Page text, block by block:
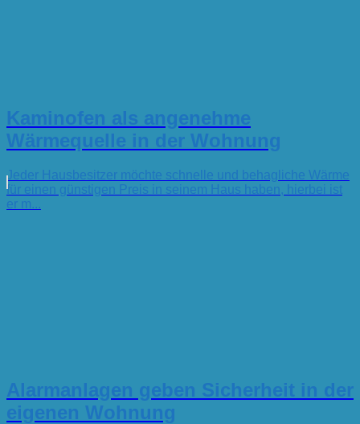
Kaminofen als angenehme
Wärmequelle in der Wohnung
Jeder Hausbesitzer möchte schnelle und behagliche Wärme
für einen günstigen Preis in seinem Haus haben, hierbei ist
er m...
Alarmanlagen geben Sicherheit in der
eigenen Wohnung